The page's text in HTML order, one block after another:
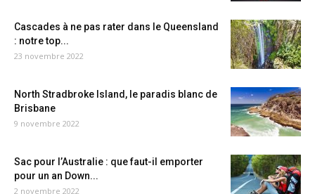
Cascades à ne pas rater dans le Queensland
: notre top...
23 novembre 2022
North Stradbroke Island, le paradis blanc de
Brisbane
9 novembre 2022
Sac pour l’Australie : que faut-il emporter
pour un an Down...
2 novembre 2022